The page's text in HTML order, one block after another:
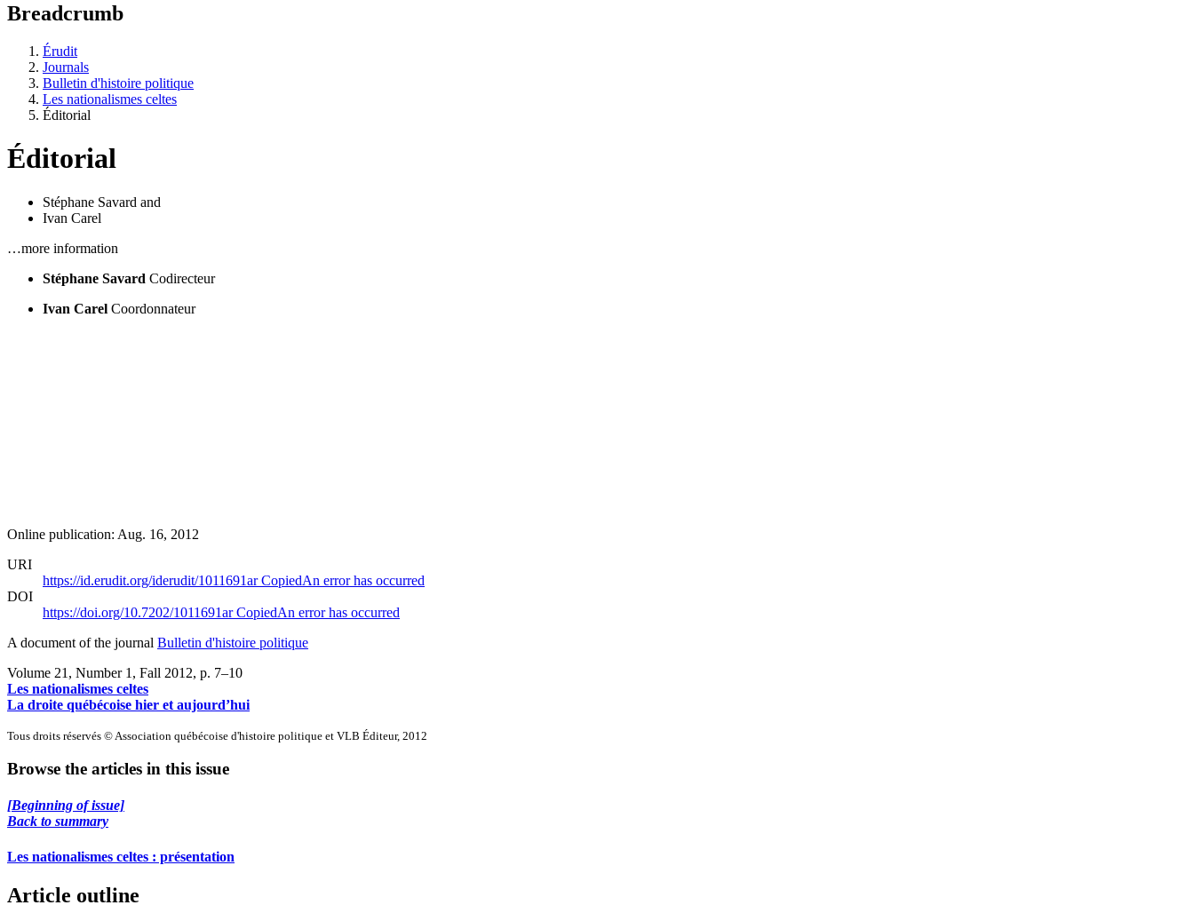
Breadcrumb
Érudit
Journals
Bulletin d'histoire politique
Les nationalismes celtes
Éditorial
Éditorial
Stéphane Savard and
Ivan Carel
…more information
Stéphane Savard Codirecteur
Ivan Carel Coordonnateur
Online publication: Aug. 16, 2012
URI
https://id.erudit.org/iderudit/1011691arCopiedAn error has occurred
DOI
https://doi.org/10.7202/1011691arCopiedAn error has occurred
A document of the journal Bulletin d'histoire politique
Volume 21, Number 1, Fall 2012, p. 7–10
Les nationalismes celtes
La droite québécoise hier et aujourd’hui
Tous droits réservés © Association québécoise d'histoire politique et VLB Éditeur, 2012
Browse the articles in this issue
[Beginning of issue]
Back to summary
Les nationalismes celtes : présentation
Article outline